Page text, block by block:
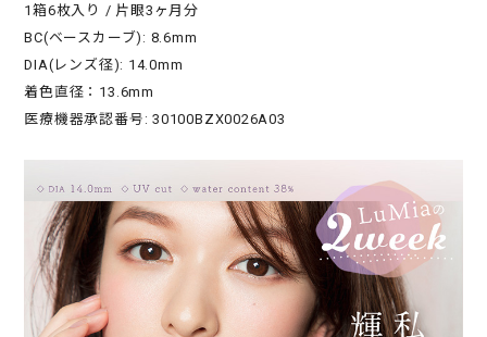
1箱6枚入り / 片眼3ヶ月分
BC(ベースカーブ): 8.6mm
DIA(レンズ径): 14.0mm
着色直径：13.6mm
医療機器承認番号: 30100BZX0026A03